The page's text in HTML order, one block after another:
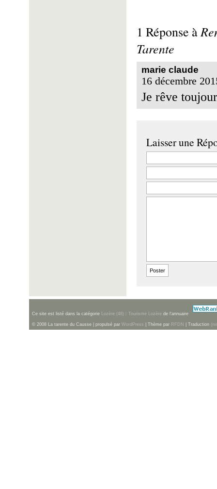
1 Réponse à
Tarente
marie claude
16 décembre
Je rêve
Laisser une
Ce site est listé dans la catégorie Lozère (48) : Tourisme Lozère de l'annuaire
© 2008 La tarente du Causse | propulsé par WordPress | Thème par RFDN | Traduction